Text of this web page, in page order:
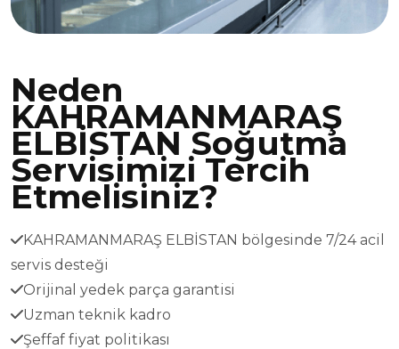
Neden
KAHRAMANMARAŞ
ELBİSTAN Soğutma
Servisimizi Tercih
Etmelisiniz?
KAHRAMANMARAŞ ELBİSTAN bölgesinde 7/24 acil
servis desteği
Orijinal yedek parça garantisi
Uzman teknik kadro
Şeffaf fiyat politikası